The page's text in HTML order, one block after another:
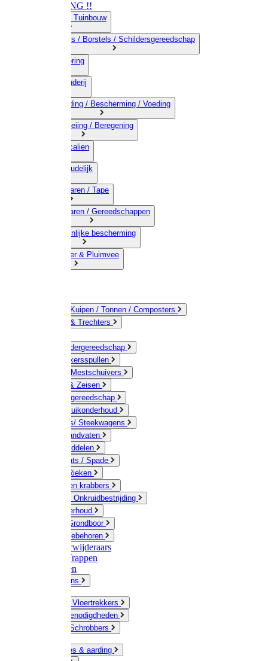
OPRUIMING !!
01) Land-& Tuinbouw
02) Bezems / Borstels / Schildersgereedschap
03) Afrastering
04) Veehouderij
05) Bestrijding / Bescherming / Voeding
06) Besproeiing / Beregening
07) Chemicalien
08) Huishoudelijk
09) Touwwaren / Tape
10) IJzerwaren / Gereedschappen
11) Persoonlijke bescherming
12) Kleindier & Pluimvee
Emmers / Kuipen / Tonnen / Composters
Jerrycans & Trechters
Hand-/ Kindergereedschap
Stratenmakersspullen
Sneeuw- / Mestschuivers
Baggeren & Zeisen
Elektrisch gereedschap
Boom / Struikonderhoud
Kruiwagens/ Steekwagens
Stelen / Handvaten
Tuinhulpmiddelen
Schop / Bats / Spade
Vorken & Rieken
Cultivator en krabbers
Schoffels / Onkruidbestrijding
Gazononderhoud
Hamers / Grondboor
Sledes / toebehoren
Onkruidverwijderaars
Ladders / Trappen
Werkbanken
Betonmolens
Bezems & Vloertrekkers
Schildersbenodigdheden
Borstels / Schrobbers
Accessoires & aarding